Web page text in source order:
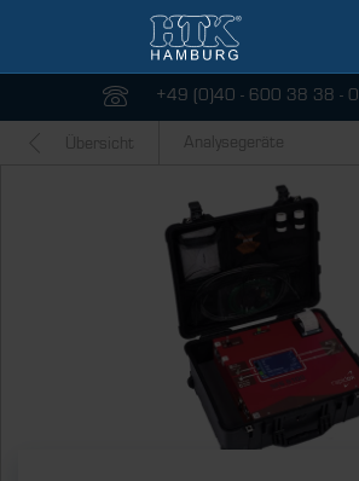
+49 (0)40 - 600 38 38 - 0
Übersicht Analysegeräte